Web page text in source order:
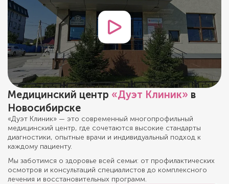
Медицинский центр «Дуэт Клиник» в
Новосибирске
«Дуэт Клиник» — это современный многопрофильный
медицинский центр, где сочетаются высокие стандарты
диагностики, опытные врачи и индивидуальный подход к
каждому пациенту.
Мы заботимся о здоровье всей семьи: от профилактических
осмотров и консультаций специалистов до комплексного
лечения и восстановительных программ.